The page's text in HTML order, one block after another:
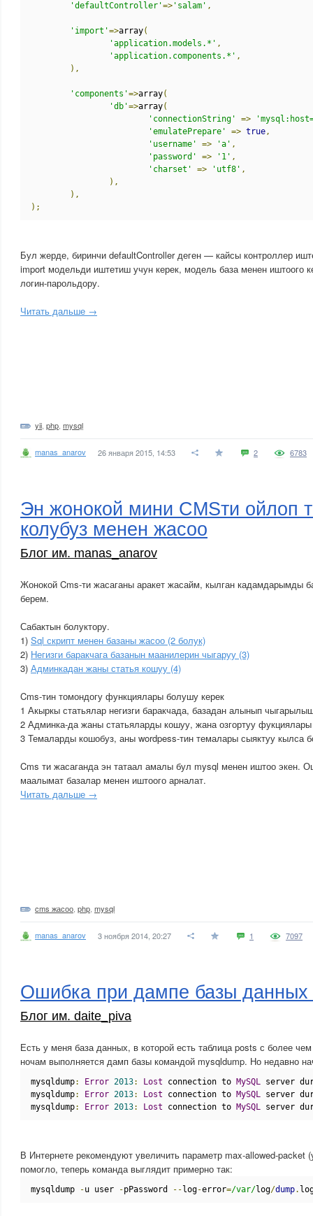
'defaultController'=> 'salam' ,
'import'=>array(
'application.models.*' ,
'application.components.*' ,
),
'components'=>array(
'db'=>array(
'connectionString'
=>
'emulatePrepare'
=> true,
'username'
=> 'a' ,
'password'
=> '1' ,
'charset'
=> 'utf8' ,
),
),
);
Бул жерде, биринчи defaultController деген — кайсы контроллер
import модельди иштетиш учун керек, модель база менен иштоого
логин-парольдору.
Читать дальше →
yii php mysql
manas_anarov 26 января 2015, 14:53 2 6783
Эн жонокой мини CMSти ойлоп
колубуз менен жасоо
Блог им. manas_anarov
Жонокой Cms-ти жасаганы аракет жасайм, кылган кадамдарымды
берем.
Сабактын болуктору.
1) Sql скрипт менен базаны жасоо (2 болук)
2) Негизги баракчага базанын маанилерин чыгаруу (3)
3) Админкадан жаны статья кошуу (4)
Cms-тин томондогу функциялары болушу керек
1 Акыркы статьялар негизги баракчада, базадан алынып
2 Админка-да жаны статьяларды кошуу, жана озгортуу
3 Темаларды кошобуз, аны wordpess-тин темалары сыяктуу кылса
Cms ти жасаганда эн татаал амалы бул mysql менен иштоо экен.
маалымат базалар менен иштоого арналат.
Читать дальше →
cms жасоо php mysql
manas_anarov 3 ноября 2014, 20:27 1 7097
Ошибка при дампе базы данных
Блог им. daite_piva
Есть у меня база данных, в которой есть таблица posts с более
ночам выполняется дамп базы командой mysqldump. Но недавно
mysqldump: Error 2013: Lost connection to MySQL server
mysqldump: Error 2013: Lost connection to MySQL server
mysqldump: Error 2013: Lost connection to MySQL server
В Интернете рекомендуют увеличить параметр max-allowed-
помогло, теперь команда выглядит примерно так:
mysqldump -u user -pPassword -- log-error=/var/log/dump.